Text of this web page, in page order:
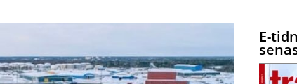
E-